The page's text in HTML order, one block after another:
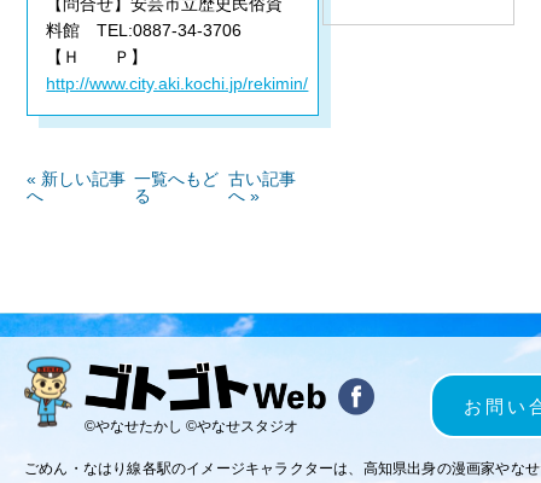
【問合せ】安芸市立歴史民俗資
料館 TEL:0887-34-3706
【Ｈ Ｐ】
http://www.city.aki.kochi.jp/rekimin/
« 新しい記事
へ
一覧へもど
る
古い記事
へ »
©やなせたかし ©やなせスタジオ
お問い
ごめん・なはり線各駅のイメージキャラクターは、高知県出身の漫画家やな